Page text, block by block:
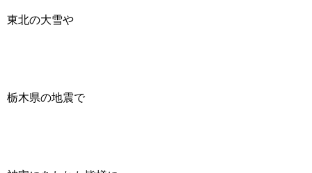
東北の大雪や
栃木県の地震で